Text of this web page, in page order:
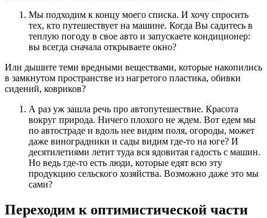
Мы подходим к концу моего списка. И хочу спросить
тех, кто путешествует на машине. Когда Вы садитесь в
теплую погоду в свое авто и запускаете кондиционер:
вы всегда сначала открываете окно?
Или дышите теми вредными веществами, которые накопились
в замкнутом пространстве из нагретого пластика, обивки
сидений, ковриков?
А раз уж зашла речь про автопутешествие. Красота
вокруг природа. Ничего плохого не ждем. Вот едем мы
по автостраде и вдоль нее видим поля, огороды, может
даже виноградники и сады видим где-то на юге? И
десятилетиями летит туда вся ядовитая гадость с машин.
Но ведь где-то есть люди, которые едят всю эту
продукцию сельского хозяйства. Возможно даже это мы
сами?
Переходим к оптимистической части